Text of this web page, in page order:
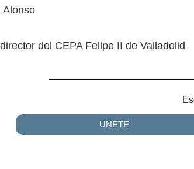
Alonso
del CEPA Felipe II de Valladolid
UNETE